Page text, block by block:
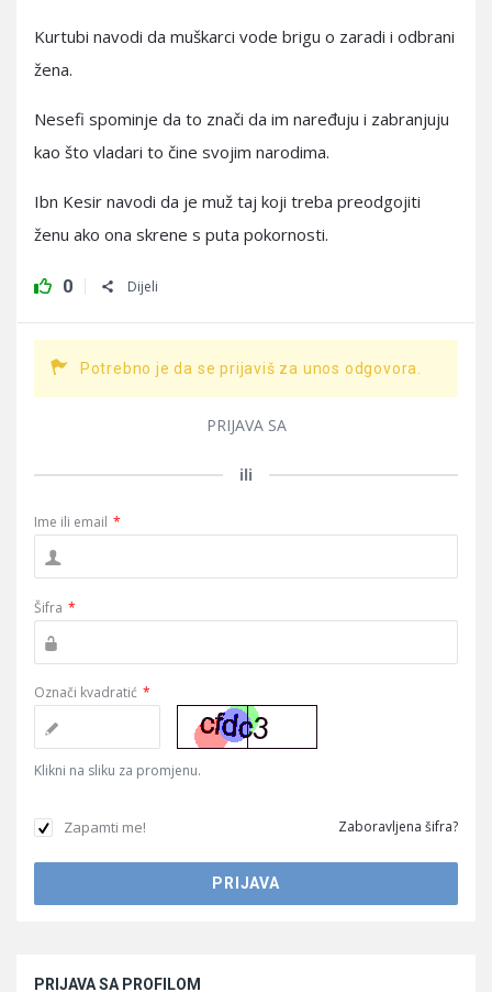
Kurtubi navodi da muškarci vode brigu o zaradi i odbrani
žena.
Nesefi spominje da to znači da im naređuju i zabranjuju
kao što vladari to čine svojim narodima.
Ibn Kesir navodi da je muž taj koji treba preodgojiti
ženu ako ona skrene s puta pokornosti.
0 Dijeli
Potrebno je da se prijaviš za unos odgovora.
PRIJAVA SA
ili
Ime ili email *
Šifra *
Označi kvadratić *
Klikni na sliku za promjenu.
Zapamti me! Zaboravljena šifra?
PRIJAVA SA PROFILOM